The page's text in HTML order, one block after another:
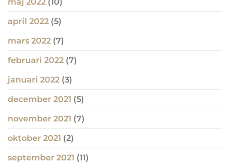
april 2022 (5)
mars 2022 (7)
februari 2022 (7)
januari 2022 (3)
december 2021 (5)
november 2021 (7)
oktober 2021 (2)
september 2021 (11)